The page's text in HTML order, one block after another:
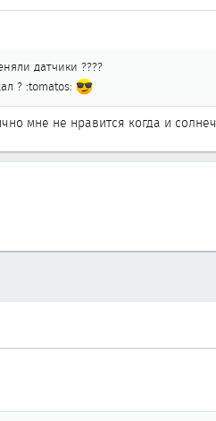
датчики ????
? :tomatos:
мне не нравится когда и